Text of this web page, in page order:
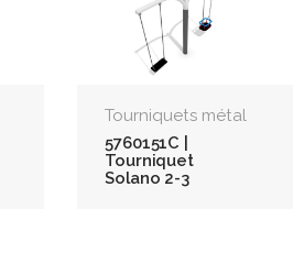
Tourniquets métal
5760151C |
Tourniquet
Solano 2-3